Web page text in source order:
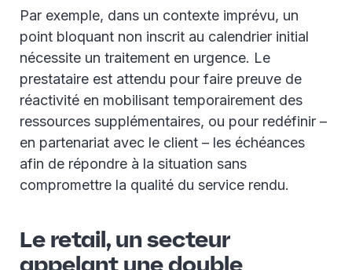
Par exemple, dans un contexte imprévu, un
point bloquant non inscrit au calendrier initial
nécessite un traitement en urgence. Le
prestataire est attendu pour faire preuve de
réactivité en mobilisant temporairement des
ressources supplémentaires, ou pour redéfinir –
en partenariat avec le client – les échéances
afin de répondre à la situation sans
compromettre la qualité du service rendu.
Le retail, un secteur
appelant une double